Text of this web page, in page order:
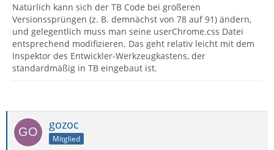
Natürlich kann sich der TB Code bei größeren
Versionssprüngen (z. B. demnächst von 78 auf 91) ändern,
und gelegentlich muss man seine userChrome.css Datei
entsprechend modifizieren. Das geht relativ leicht mit dem
Inspektor des Entwickler-Werkzeugkastens, der
standardmäßig in TB eingebaut ist.
gozoc
Mitglied